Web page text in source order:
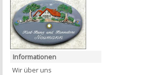
Informationen
Wir über uns